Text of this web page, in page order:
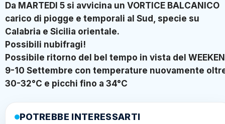
Da MARTEDI 5 si avvicina un VORTICE BALCANICO
carico di piogge e temporali al Sud, specie su
Calabria e Sicilia orientale.
Possibili nubifragi!
Possibile ritorno del bel tempo in vista del
9-10 Settembre con temperature nuovamente
30-32°C e picchi fino a 34°C
POTREBBE INTERESSARTI